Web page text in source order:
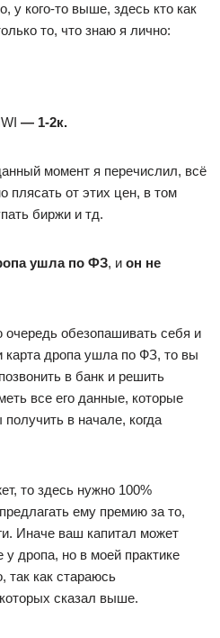
у кого-то выше, здесь кто как
то, что знаю я лично:
— 1-2к.
момент я перечислил, всё
плясать от этих цен, в том
биржи и тд.
ушла по ФЗ, и он не
обезопашивать себя и
карта дропа ушла по ФЗ, то вы
в банк и решить
все его данные, которые
в начале, когда
то здесь нужно 100%
ему премию за то,
Иначе ваш капитал может
у дропа, но в моей практике
так как стараюсь
сказал выше.